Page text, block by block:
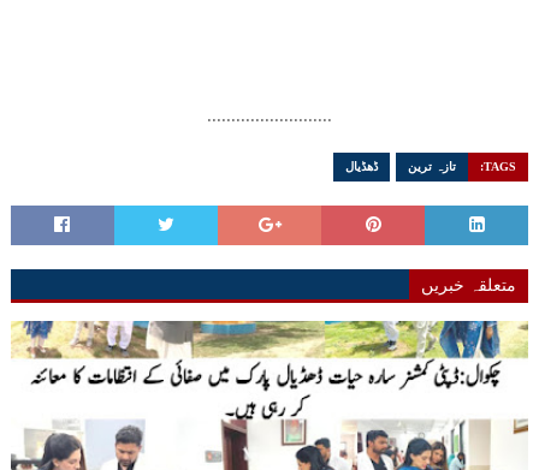
..........................
TAGS: تازہ ترین ڈھڈیال
متعلقہ خبریں